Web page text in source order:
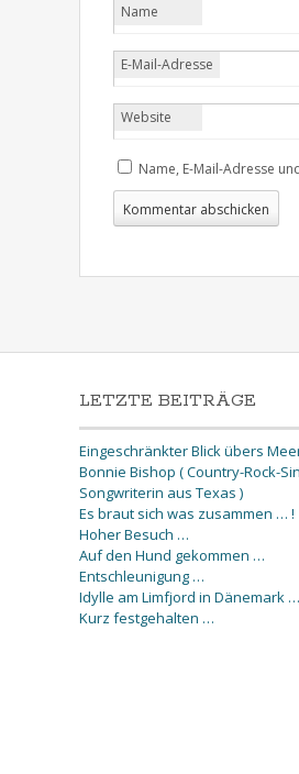
Name
E-Mail-Adresse
Website
Name, E-Mail-Adresse
LETZTE BEITRÄGE
Eingeschränkter Blick übers
Bonnie Bishop ( Country-Rock-
Songwriterin aus Texas )
Es braut sich was zusammen … !
Hoher Besuch …
Auf den Hund gekommen …
Entschleunigung …
Idylle am Limfjord in Dänemark …
Kurz festgehalten …